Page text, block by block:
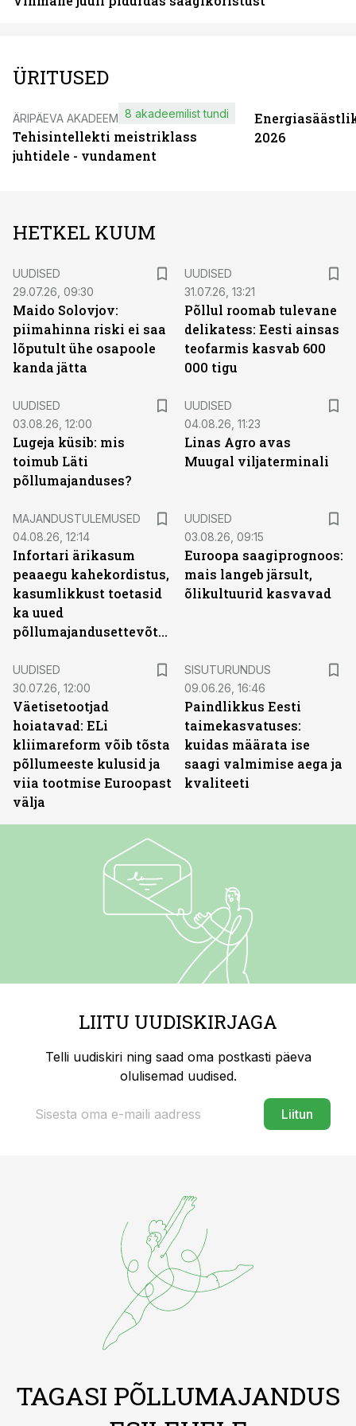
ÜRITUSED
ÄRIPÄEVA AKADEEMIA
Tehisintellekti meistriklass
juhtidele - vundament
8 akadeemilist tundi
2026
HETKEL KUUM
UUDISED
29.07.26, 09:30
Maido Solovjov:
piimahinna riski ei saa
lõputult ühe osapoole
kanda jätta
UUDISED
31.07.26, 13:21
Põllul roomab tulevane
delikatess: Eesti ainsas
teofarmis kasvab 600
000 tigu
UUDISED
03.08.26, 12:00
Lugeja küsib: mis
toimub Läti
põllumajanduses?
UUDISED
04.08.26, 11:23
Linas Agro avas
Muugal viljaterminali
MAJANDUSTULEMUSED
04.08.26, 12:14
Infortari ärikasum
peaaegu kahekordistus,
kasumlikkust toetasid
ka uued
põllumajandusettevõtted
UUDISED
03.08.26, 09:15
Euroopa saagiprognoos:
mais langeb järsult,
õlikultuurid kasvavad
UUDISED
30.07.26, 12:00
Väetisetootjad
hoiatavad: ELi
kliimareform võib tõsta
põllumeeste kulusid ja
viia tootmise Euroopast
välja
SISUTURUNDUS
09.06.26, 16:46
Paindlikkus Eesti
taimekasvatuses:
kuidas määrata ise
saagi valmimise aega ja
kvaliteeti
LIITU UUDISKIRJAGA
Telli uudiskiri ning saad oma postkasti päeva
olulisemad uudised.
Liitun
TAGASI PÕLLUMAJANDUS